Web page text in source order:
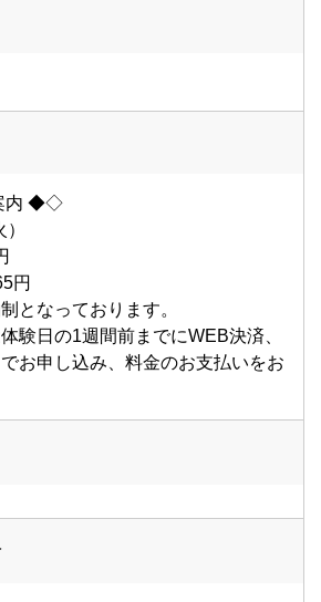
内 ◆◇
円
となっております。
験日の1週間前までにWEB決済、
お申し込み、料金のお支払いをお